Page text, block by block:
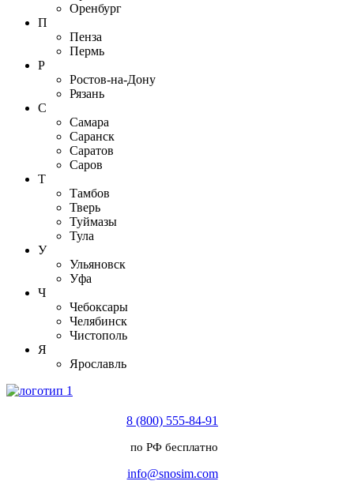
Оренбург
П
Пенза
Пермь
Р
Ростов-на-Дону
Рязань
С
Самара
Саранск
Саратов
Саров
Т
Тамбов
Тверь
Туймазы
Тула
У
Ульяновск
Уфа
Ч
Чебоксары
Челябинск
Чистополь
Я
Ярославль
8 (800) 555-84-91
по РФ бесплатно
info@snosim.com